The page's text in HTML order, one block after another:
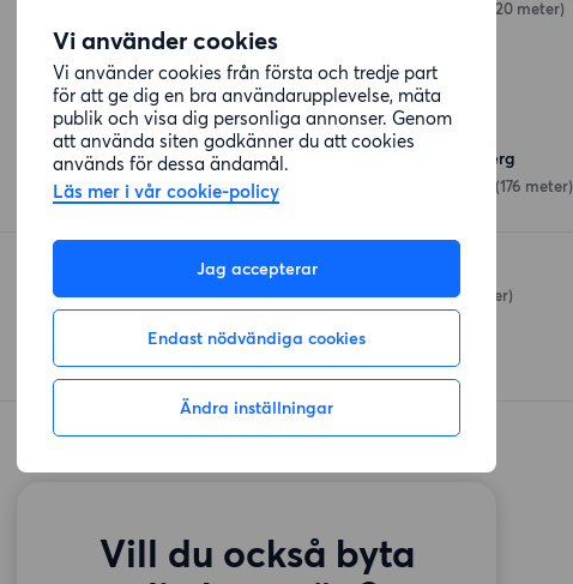
Vi använder cookies
Vi använder cookies från första och tredje part
för att ge dig en bra användarupplevelse, mäta
publik och visa dig personliga annonser. Genom
att använda siten godkänner du att cookies
används för dessa ändamål.
Läs mer i vår cookie-policy
Jag accepterar
Endast nödvändiga cookies
Ändra inställningar
(120 meter)
Affärer
ICA Nära Abrahamsberg
(176 meter)
Coop Brommaplan
Klädesvägen 12(727 meter)
Vill du också byta